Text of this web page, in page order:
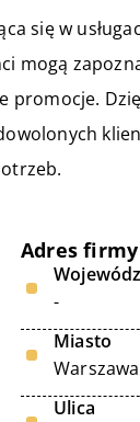
się w
mogą
promocje.
Adres firmy
-
Miasto
Warszawa
Ulica